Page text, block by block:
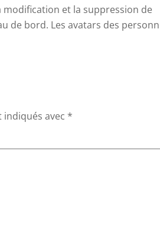
et la suppression de
de bord. Les avatars des
avec *